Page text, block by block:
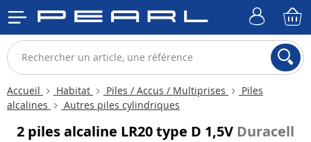
Accueil Habitat Piles / Accus / Multiprises
Piles
alcalines
Autres piles cylindriques
2 piles alcaline LR20 type D 1,5V Duracell